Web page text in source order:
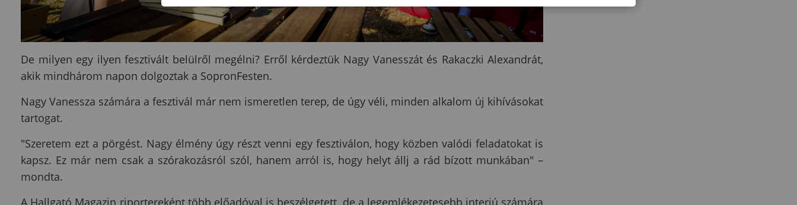
De milyen egy ilyen fesztivált belülről megélni? Erről kérdeztük Nagy Vanesszát és Rakaczki Alexandrát,
akik mindhárom napon dolgoztak a SopronFesten.
Nagy Vanessza számára a fesztivál már nem ismeretlen terep, de úgy véli, minden alkalom új kihívásokat
tartogat.
"Szeretem ezt a pörgést. Nagy élmény úgy részt venni egy fesztiválon, hogy közben valódi feladatokat is
kapsz. Ez már nem csak a szórakozásról szól, hanem arról is, hogy helyt állj a rád bízott munkában" –
mondta.